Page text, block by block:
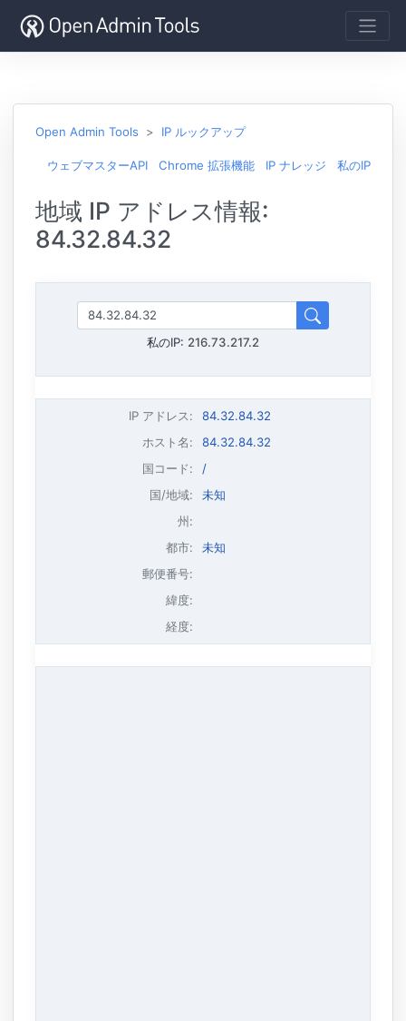
Open Admin Tools IP ルックアップ
ウェブマスターAPI Chrome 拡張機能 IP ナレッジ 私のIP
地域 IP アドレス情報:
84.32.84.32
私のIP: 216.73.217.2
IP アドレス:
84.32.84.32
ホスト名:
84.32.84.32
国コード:
/
国/地域:
未知
州:
都市:
未知
郵便番号:
緯度:
経度: